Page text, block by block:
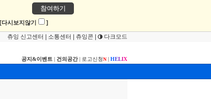
참여하기
[다시보지않기 ]
츄잉 신고센터 소통센터 츄잉콘 다크모드
공지&이벤트 | 건의공간| 로고신청N | HELIX